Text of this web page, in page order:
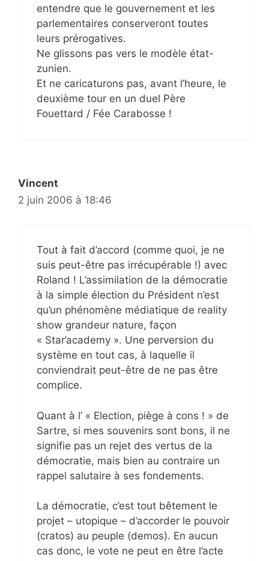
entendre que le gouvernement et les
parlementaires conserveront toutes
leurs prérogatives.
Ne glissons pas vers le modèle état-
zunien.
Et ne caricaturons pas, avant l’heure, le
deuxième tour en un duel Père
Fouettard / Fée Carabosse !
Vincent
2 juin 2006 à 18:46
Tout à fait d’accord (comme quoi, je ne
suis peut-être pas irrécupérable !) avec
Roland ! L’assimilation de la démocratie
à la simple élection du Président n’est
qu’un phénomène médiatique de reality
show grandeur nature, façon
« Star’academy ». Une perversion du
système en tout cas, à laquelle il
conviendrait peut-être de ne pas être
complice.
Quant à l’ « Election, piège à cons ! » de
Sartre, si mes souvenirs sont bons, il ne
signifie pas un rejet des vertus de la
démocratie, mais bien au contraire un
rappel salutaire à ses fondements.
La démocratie, c’est tout bêtement le
projet – utopique – d’accorder le pouvoir
(cratos) au peuple (demos). En aucun
cas donc, le vote ne peut en être l’acte